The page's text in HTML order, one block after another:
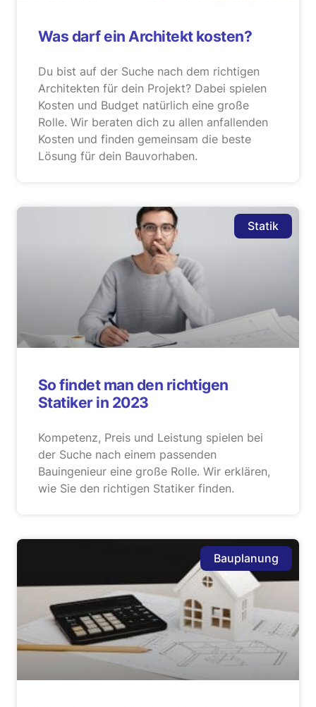
Was darf ein Architekt kosten?
Du bist auf der Suche nach dem richtigen
Architekten für dein Projekt? Dabei spielen
Kosten und Budget natürlich eine große
Rolle. Wir beraten dich zu allen anfallenden
Kosten und finden gemeinsam die beste
Lösung für dein Bauvorhaben.
Statik
So findet man den richtigen
Statiker in 2023
Kompetenz, Preis und Leistung spielen bei
der Suche nach einem passenden
Bauingenieur eine große Rolle. Wir erklären,
wie Sie den richtigen Statiker finden.
Bauplanung